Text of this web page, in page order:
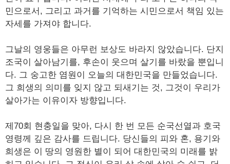
민으로서, 그리고 과거를 기억하는 시민으로서 책임 있는
자세를 가져야 합니다.
그날의 영웅들은 아무런 보상도 바라지 않았습니다. 단지
조국이 살아남기를, 후손이 웃으며 살기를 바랐을 뿐입니
다. 그 숭고한 염원이 오늘의 대한민국을 만들었습니다.
그 희생의 의미를 잊지 않고 되새기는 것, 그것이 우리가
살아가는 이유이자 방향입니다.
제70회 현충일을 맞아, 다시 한 번 모든 순국선열과 호국
영령께 깊은 감사를 드립니다. 당신들의 피와 혼, 용기와
희생은 이 땅의 영원한 별이 되어 대한민국의 미래를 밝